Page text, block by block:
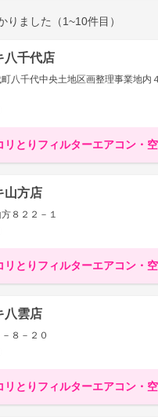
りました （1~10件目）
八千代店
八千代中央土地区画整理事業地内
リとりフィルターエアコン・
山方店
８２２－１
リとりフィルターエアコン・
八雲店
８－２０
リとりフィルターエアコン・